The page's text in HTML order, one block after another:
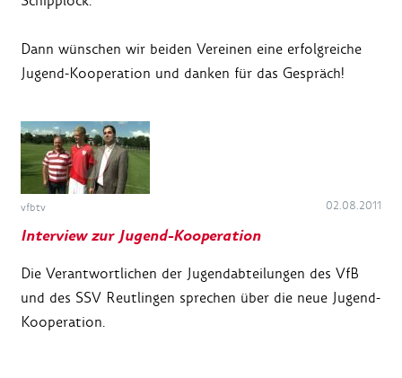
Dann wünschen wir beiden Vereinen eine erfolgreiche
Jugend-Kooperation und danken für das Gespräch!
vfbtv 02.08.2011
Interview zur Jugend-Kooperation
Die Verantwortlichen der Jugendabteilungen des VfB
und des SSV Reutlingen sprechen über die neue Jugend-
Kooperation.